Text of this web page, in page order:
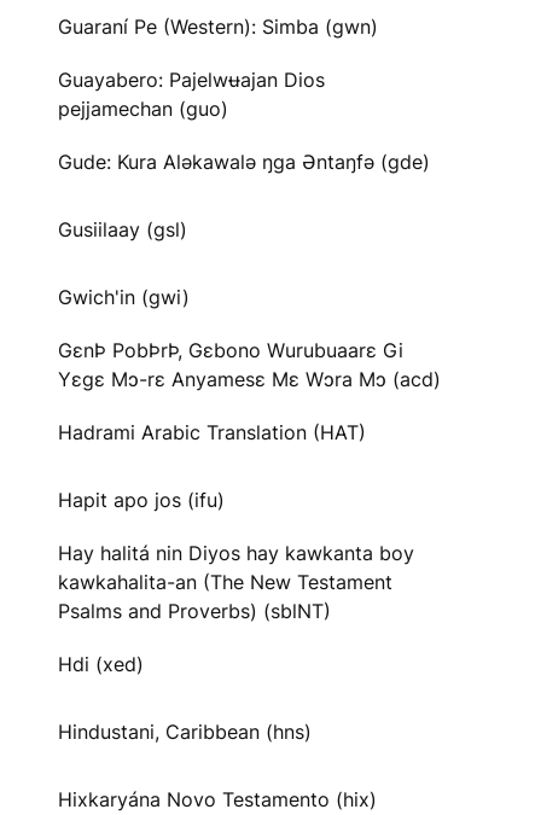
Guaraní Pe (Western): Simba (gwn)
Guayabero: Pajelwʉajan Dios
pejjamechan (guo)
Gude: Kura Aləkawalə ŋga Əntaŋfə (gde)
Gusiilaay (gsl)
Gwich'in (gwi)
GɛnÞ PobÞrÞ, Gɛbono Wurubuaarɛ Gi
Yɛgɛ Mɔ-rɛ Anyamesɛ Mɛ Wɔra Mɔ (acd)
Hadrami Arabic Translation (HAT)
Hapit apo jos (ifu)
Hay halitá nin Diyos hay kawkanta boy
kawkahalita-an (The New Testament
Psalms and Proverbs) (sblNT)
Hdi (xed)
Hindustani, Caribbean (hns)
Hixkaryána Novo Testamento (hix)